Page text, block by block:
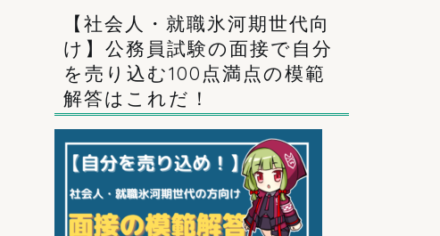
【社会人・就職氷河期世代向
け】公務員試験の面接で自分
を売り込む100点満点の模範
解答はこれだ！